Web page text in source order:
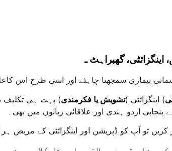
گھبراہٹ ـ
بیماری سمجھنا چاہئے اور اسی طرح اس
) اینگزائٹی (تشویش یا فکرمندی) بہت ہی تکلیف
اردو ہندی اور علاقائی زبانوں میں بھی۔
کریں تو آپ کو ڈپریشن اور اینگزائٹی کے مریض